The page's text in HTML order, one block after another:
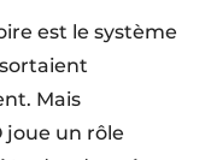
est le système
Mais
joue un rôle